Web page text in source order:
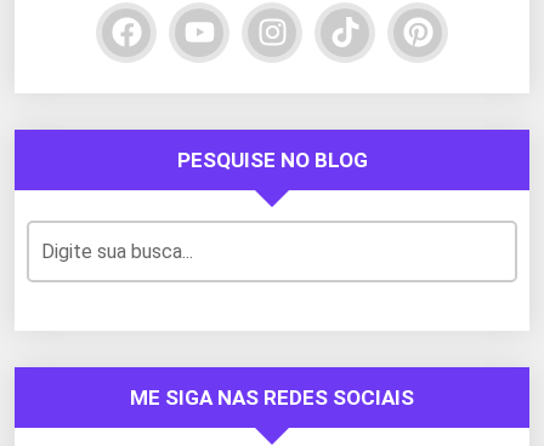
PESQUISE NO BLOG
ME SIGA NAS REDES SOCIAIS